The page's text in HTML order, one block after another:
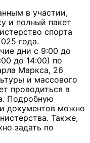
в участии,
и полный пакет
спорта
года.
дни с 9:00 до
до 14:00) по
Маркса, 26
и массового
проводиться в
Подробную
документов можно
Также,
задать по